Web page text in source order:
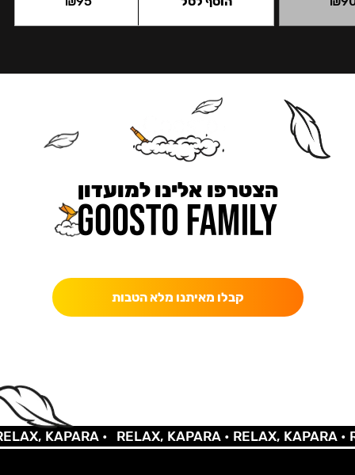
הצטרפו אלינו למועדון
קבלו מאיתנו מלא הטבות
KAPARA • RELAX, KAPARA •RELAX, KAPARA •